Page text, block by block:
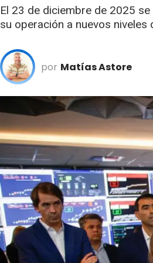
El 23 de diciembre de 2025
su operación a nuevos
por Matías Astore